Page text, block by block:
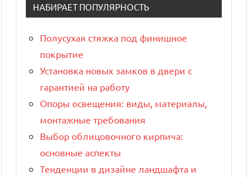
НАБИРАЕТ ПОПУЛЯРНОСТЬ
Полусухая стяжка под финишное
покрытие
Установка новых замков в двери с
гарантией на работу
Опоры освещения: виды, материалы,
монтажные требования
Выбор облицовочного кирпича:
основные аспекты
Тенденции в дизайне ландшафта и